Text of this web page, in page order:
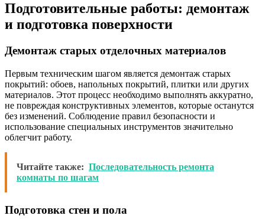
Подготовительные работы: демонтаж
и подготовка поверхности
Демонтаж старых отделочных материалов
Первым техническим шагом является демонтаж старых
покрытий: обоев, напольных покрытий, плитки или других
материалов. Этот процесс необходимо выполнять аккуратно,
не повреждая конструктивных элементов, которые останутся
без изменений. Соблюдение правил безопасности и
использование специальных инструментов значительно
облегчит работу.
Читайте также: Последовательность ремонта
комнаты по шагам
Подготовка стен и пола